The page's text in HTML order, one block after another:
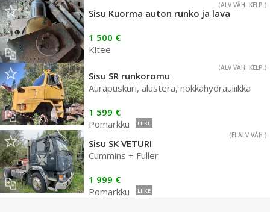
(ALV VÄH. KELP.)
Sisu Kuorma auton runko ja lava
1 500 €
Kitee
(ALV VÄH. KELP.)
Sisu SR runkoromu
Aurapuskuri, alusterä, nokkahydrauliikka
1 599 €
Pomarkku
LIIKE
(EI ALV VÄH.)
Sisu SK VETURI
Cummins + Fuller
1 999 €
Pomarkku
LIIKE